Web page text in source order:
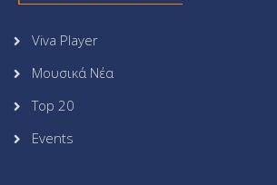
Viva Player
Μουσικά Νέα
Top 20
Events